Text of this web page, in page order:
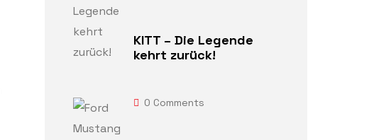
KITT – Die Legende
kehrt zurück!
0 Comments